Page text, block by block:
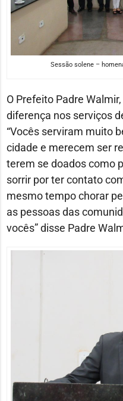
Sessão solene –
O Prefeito Padre
diferença nos serviços
“Vocês serviram muito
cidade e merecem ser
terem se doados como
sorrir por ter contato
mesmo tempo chorar
as pessoas das
vocês” disse Padre